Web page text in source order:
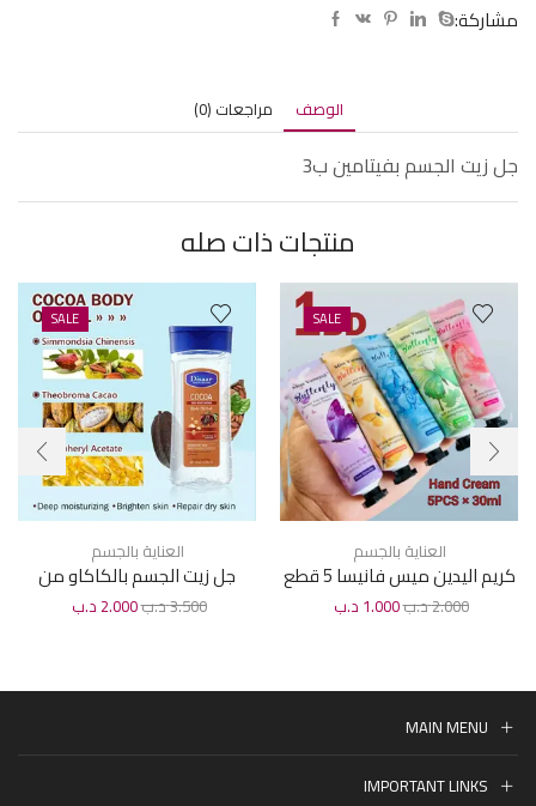
مشاركة:
الوصف مراجعات (0)
جل زيت الجسم بفيتامين ب3
منتجات ذات صله
SALE
العناية بالجسم
كريم اليدين ميس فانيسا 5 قطع
. 30 مل2.000د.ب1.000 د.ب
SALE
العناية بالجسم
جل زيت الجسم بالكاكاو من
ديسار 200 مل3.500د.ب2.000د.ب
MAIN MENU
IMPORTANT LINKS